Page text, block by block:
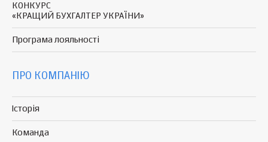
КОНКУРС
«КРАЩИЙ БУХГАЛТЕР УКРАЇНИ»
Програма лояльності
ПРО КОМПАНІЮ
Історія
Команда